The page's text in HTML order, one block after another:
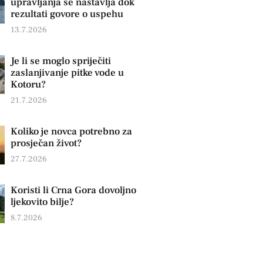
rezultati govore o uspehu
13.7.2026
Je li se moglo spriječiti
zaslanjivanje pitke vode u
Kotoru?
21.7.2026
Koliko je novca potrebno za
prosječan život?
27.7.2026
Koristi li Crna Gora dovoljno
ljekovito bilje?
8.7.2026